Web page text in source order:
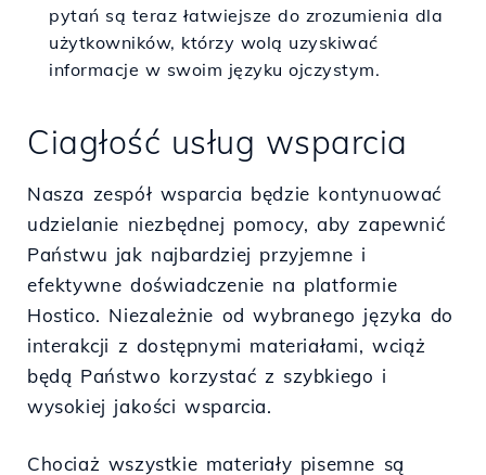
pytań są teraz łatwiejsze do zrozumienia dla
użytkowników, którzy wolą uzyskiwać
informacje w swoim języku ojczystym.
Ciagłość usług wsparcia
Nasza zespół wsparcia będzie kontynuować
udzielanie niezbędnej pomocy, aby zapewnić
Państwu jak najbardziej przyjemne i
efektywne doświadczenie na platformie
Hostico. Niezależnie od wybranego języka do
interakcji z dostępnymi materiałami, wciąż
będą Państwo korzystać z szybkiego i
wysokiej jakości wsparcia.
Chociaż wszystkie materiały pisemne są